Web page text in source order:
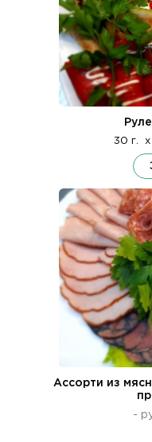
30 г. x
Ассорти из
-